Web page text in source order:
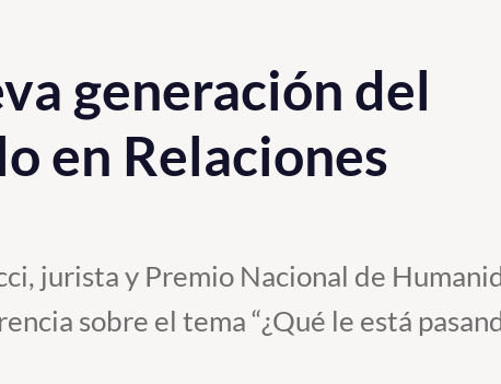
generación del
en Relaciones
jurista y Premio Nacional de
sobre el tema “¿Qué le está